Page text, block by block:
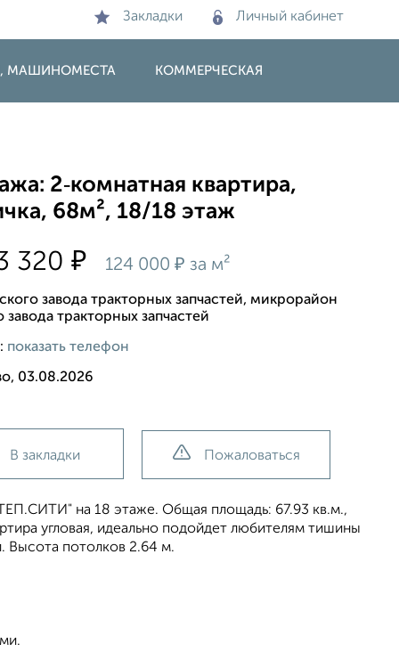
Закладки Личный кабинет
МАШИНОМЕСТА КОММЕРЧЕСКАЯ
2‑комнатная квартира,
68м², 18/18 этаж
320₽ 124 000₽ за м²
завода тракторных запчастей, микрорайон
завода тракторных запчастей
показать телефон
03.08.2026
В закладки Пожаловаться
на 18 этаже. Общая площадь: 67.93 кв.м.,
угловая, идеально подойдет любителям тишины
Высота потолков 2.64 м.